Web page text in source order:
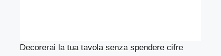
Decorerai la tua tavola senza spendere cifre